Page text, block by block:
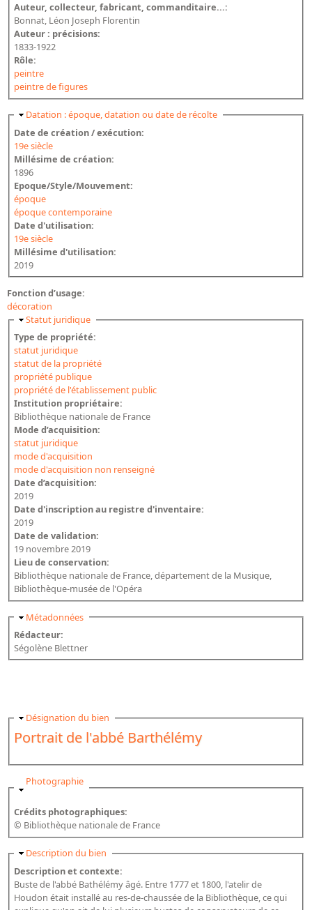
Auteur, collecteur, fabricant, commanditaire...:
Bonnat, Léon Joseph Florentin
Auteur : précisions:
1833-1922
Rôle:
peintre
peintre de figures
Masquer
Datation : époque, datation ou date de récolte
Date de création / exécution:
19e siècle
Millésime de création:
1896
Epoque/Style/Mouvement:
époque
époque contemporaine
Date d'utilisation:
19e siècle
Millésime d'utilisation:
2019
Fonction d’usage:
décoration
Masquer
Statut juridique
Type de propriété:
statut juridique
statut de la propriété
propriété publique
propriété de l'établissement public
Institution propriétaire:
Bibliothèque nationale de France
Mode d’acquisition:
statut juridique
mode d'acquisition
mode d'acquisition non renseigné
Date d’acquisition:
2019
Date d'inscription au registre d'inventaire:
2019
Date de validation:
19 novembre 2019
Lieu de conservation:
Bibliothèque nationale de France, département de la Musique,
Bibliothèque-musée de l'Opéra
Masquer
Métadonnées
Rédacteur:
Ségolène Blettner
Masquer
Désignation du bien
Portrait de l'abbé Barthélémy
Masquer
Photographie
Crédits photographiques:
© Bibliothèque nationale de France
Masquer
Description du bien
Description et contexte:
Buste de l'abbé Bathélémy âgé. Entre 1777 et 1800, l'atelir de
Houdon était installé au res-de-chaussée de la Bibliothèque, ce qui